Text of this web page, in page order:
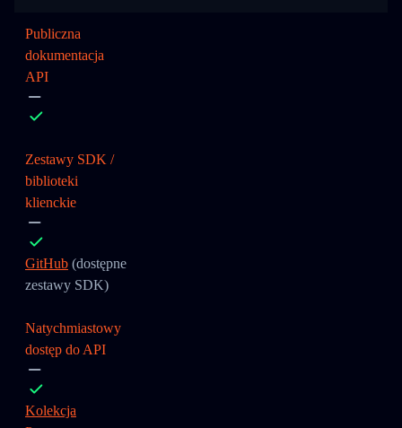
Publiczna
dokumentacja
API
Zestawy SDK /
biblioteki
klienckie
GitHub (dostępne
zestawy SDK)
Natychmiastowy
dostęp do API
Kolekcja